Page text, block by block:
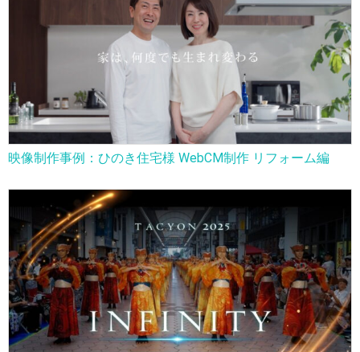
映像制作事例：ひのき住宅様 WebCM制作 リフォーム編